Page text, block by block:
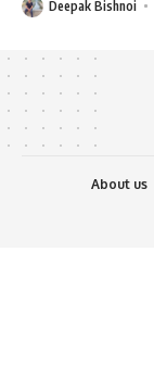
Deepak Bishnoi
About us